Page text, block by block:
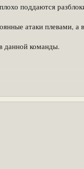
поддаются
атаки плевами,
данной команды.